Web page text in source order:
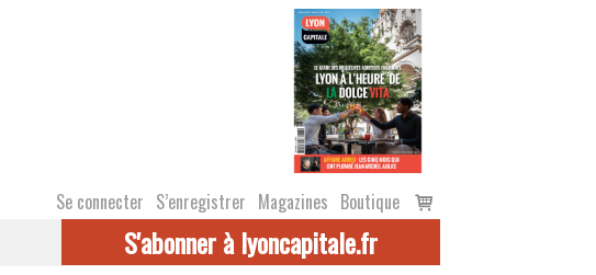
Se connecter S’enregistrer Magazines Boutique
Voir
le
S'abonner à lyoncapitale.fr